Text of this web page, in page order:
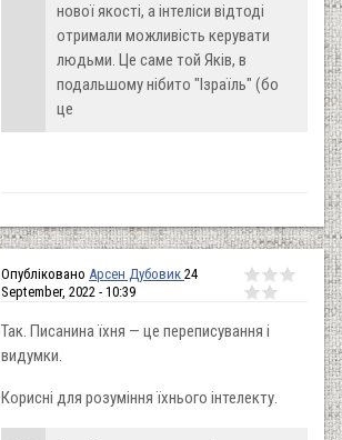
нової якості, а інтеліси відтоді
отримали можливість керувати
людьми. Це саме той Яків, в
подальшому нібито "Ізраїль" (бо
це
Опубліковано Арсен Дубовик 24
September, 2022 - 10:39
Так. Писанина їхня — це переписування і
видумки.
Корисні для розуміння їхнього інтелекту.